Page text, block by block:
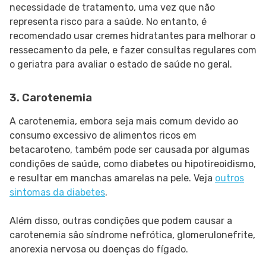
necessidade de tratamento, uma vez que não
representa risco para a saúde. No entanto, é
recomendado usar cremes hidratantes para melhorar o
ressecamento da pele, e fazer consultas regulares com
o geriatra para avaliar o estado de saúde no geral.
3. Carotenemia
A carotenemia, embora seja mais comum devido ao
consumo excessivo de alimentos ricos em
betacaroteno, também pode ser causada por algumas
condições de saúde, como diabetes ou hipotireoidismo,
e resultar em manchas amarelas na pele. Veja outros
sintomas da diabetes.
Além disso, outras condições que podem causar a
carotenemia são síndrome nefrótica, glomerulonefrite,
anorexia nervosa ou doenças do fígado.